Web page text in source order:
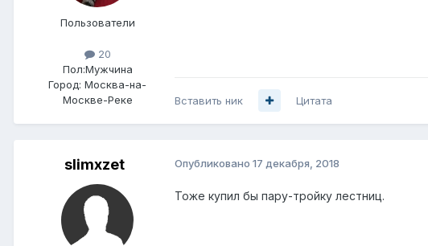
Пользователи
20
Пол:Мужчина
Город: Москва-на-
Москве-Реке
Вставить ник Цитата
slimxzet Опубликовано 17 декабря, 2018
Тоже купил бы пару-тройку лестниц.